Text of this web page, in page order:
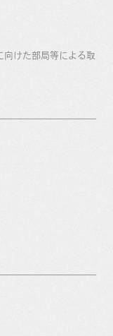
向けた部局等による取